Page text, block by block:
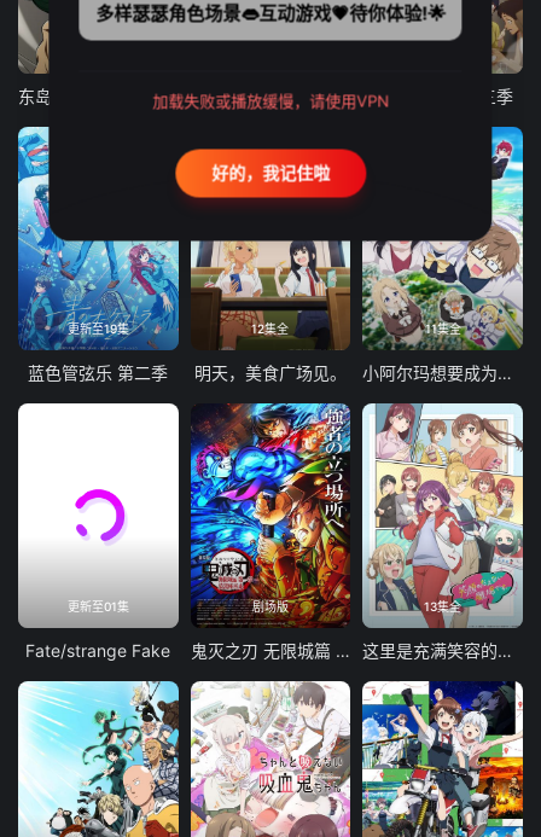
东岛丹三郎想成为假面骑士 古诺希亚 致不灭的你 第三季
更新至19集
蓝色管弦乐 第二季
12集全
明天，美食广场见。
11集全
小阿尔玛想要成为家人
更新至01集
Fate/strange Fake
剧场版
鬼灭之刃 无限城篇 第一章 猗窝座再袭
13集全
这里是充满笑容的职场。
多样瑟瑟角色场景👄互动游戏💗待你体验!🌟
加载失败或播放缓慢，请使用VPN
好的，我记住啦